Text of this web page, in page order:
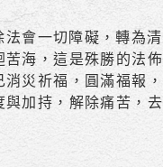
會一切障礙，轉為清
海，這是殊勝的法佈
災祈福，圓滿福報，
加持，解除痛苦，去